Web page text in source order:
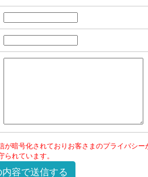
暗号化されておりお客さまのプライバシー
られています。